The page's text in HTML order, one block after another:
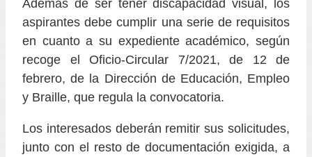
Además de ser tener discapacidad visual, los
aspirantes debe cumplir una serie de requisitos
en cuanto a su expediente académico, según
recoge el Oficio-Circular 7/2021, de 12 de
febrero, de la Dirección de Educación, Empleo
y Braille, que regula la convocatoria.
Los interesados deberán remitir sus solicitudes,
junto con el resto de documentación exigida, a